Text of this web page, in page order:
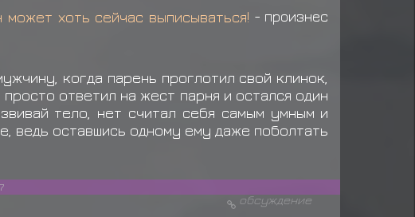
хоть сейчас выписываться! - произнес
когда парень проглотил свой клинок,
ответил на жест парня и остался один
тело, нет считал себя самым умным и
ведь оставшись одному ему даже поболтать
обсуждение